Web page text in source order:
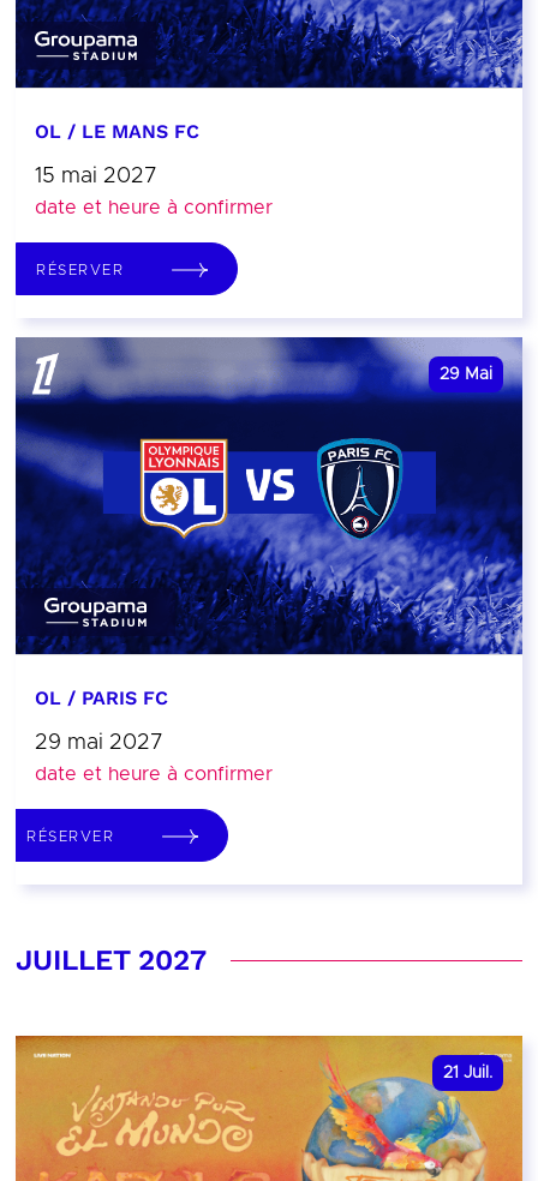
OL / LE MANS FC
15 mai 2027
date et heure à confirmer
RÉSERVER
29 Mai
OL / PARIS FC
29 mai 2027
date et heure à confirmer
RÉSERVER
JUILLET 2027
21 Juil.